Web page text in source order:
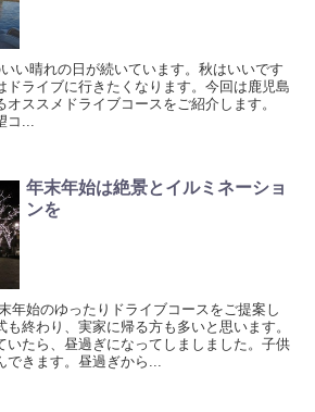
い晴れの日が続いています。秋はいいです
ドライブに行きたくなります。今回は鹿児島
ススメドライブコースをご紹介します。
コ...
年末年始は絶景とイルミネーショ
ンを
年始のゆったりドライブコースをご提案し
も終わり、実家に帰る方も多いと思います。
いたら、昼過ぎになってしましました。子供
できます。昼過ぎから...